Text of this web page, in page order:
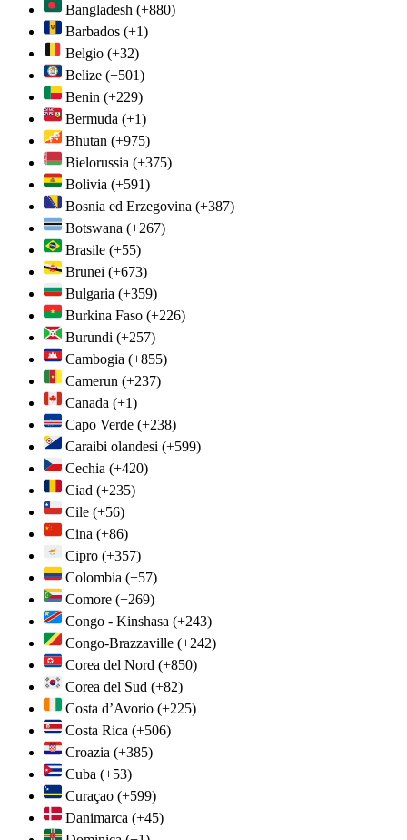
Bangladesh (+880)
Barbados (+1)
Belgio (+32)
Belize (+501)
Benin (+229)
Bermuda (+1)
Bhutan (+975)
Bielorussia (+375)
Bolivia (+591)
Bosnia ed Erzegovina (+387)
Botswana (+267)
Brasile (+55)
Brunei (+673)
Bulgaria (+359)
Burkina Faso (+226)
Burundi (+257)
Cambogia (+855)
Camerun (+237)
Canada (+1)
Capo Verde (+238)
Caraibi olandesi (+599)
Cechia (+420)
Ciad (+235)
Cile (+56)
Cina (+86)
Cipro (+357)
Colombia (+57)
Comore (+269)
Congo - Kinshasa (+243)
Congo-Brazzaville (+242)
Corea del Nord (+850)
Corea del Sud (+82)
Costa d’Avorio (+225)
Costa Rica (+506)
Croazia (+385)
Cuba (+53)
Curaçao (+599)
Danimarca (+45)